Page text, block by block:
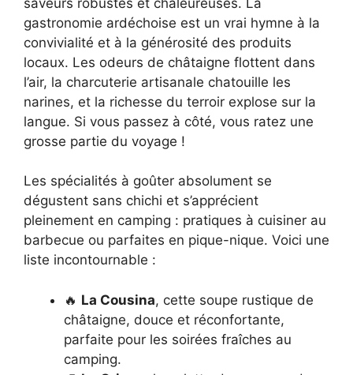
gastronomie ardéchoise est un vrai hymne à la
convivialité et à la générosité des produits
locaux. Les odeurs de châtaigne flottent dans
l’air, la charcuterie artisanale chatouille les
narines, et la richesse du terroir explose sur la
langue. Si vous passez à côté, vous ratez une
grosse partie du voyage !
Les spécialités à goûter absolument se
dégustent sans chichi et s’apprécient
pleinement en camping : pratiques à cuisiner au
barbecue ou parfaites en pique-nique. Voici une
liste incontournable :
🔥 La Cousina, cette soupe rustique de
châtaigne, douce et réconfortante,
parfaite pour les soirées fraîches au
camping.